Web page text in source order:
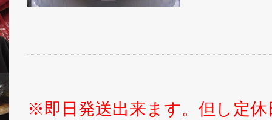
※即日発送出来ます。但し定休